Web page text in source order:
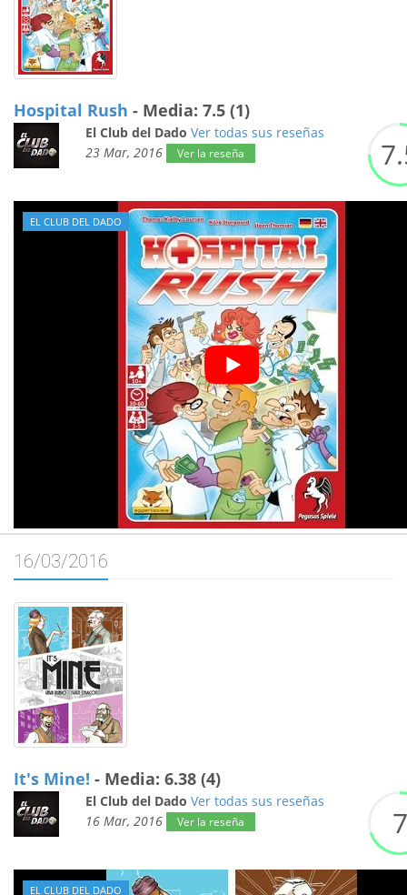
Hospital Rush - Media: 7.5 (1)
El Club del Dado Ver todas sus reseñas
23 Mar, 2016
Ver la reseña 7.
EL CLUB DEL DADO
16/03/2016
It's Mine! - Media: 6.38 (4)
El Club del Dado Ver todas sus reseñas
16 Mar, 2016
Ver la reseña 7
EL CLUB DEL DADO